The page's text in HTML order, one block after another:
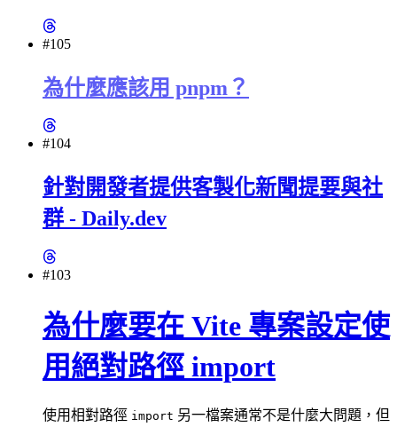
#105
為什麼應該用 pnpm？
#104
針對開發者提供客製化新聞提要與社
群 - Daily.dev
#103
為什麼要在 Vite 專案設定使
用絕對路徑 import
使用相對路徑 import 另一檔案通常不是什麼大問題，但